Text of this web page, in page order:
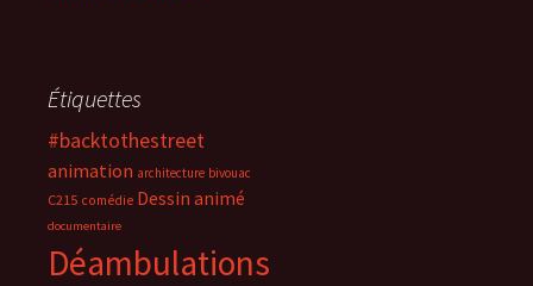
Étiquettes
#backtothestreet
animation architecture bivouac
C215 comédie Dessin animé
documentaire
Déambulations